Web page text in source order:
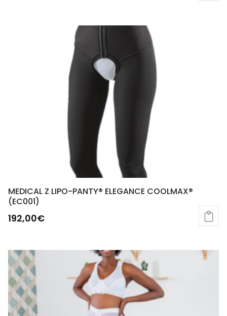
MEDICAL Z LIPO-PANTY® ELEGANCE COOLMAX®
(EC001)
192,00€